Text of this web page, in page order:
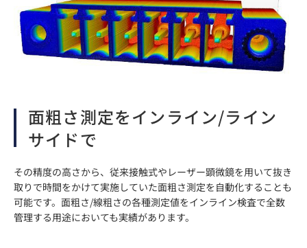
面粗さ測定をインライン/ライン
サイドで
その精度の高さから、従来接触式やレーザー顕微鏡を用いて抜き
取りで時間をかけて実施していた面粗さ測定を自動化することも
可能です。面粗さ/線粗さの各種測定値をインライン検査で全数
管理する用途においても実績があります。